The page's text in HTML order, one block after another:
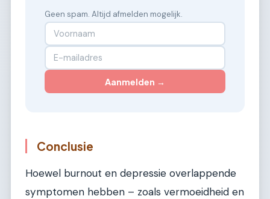
Geen spam. Altijd afmelden mogelijk.
Aanmelden →
Conclusie
Hoewel burnout en depressie overlappende
symptomen hebben – zoals vermoeidheid en